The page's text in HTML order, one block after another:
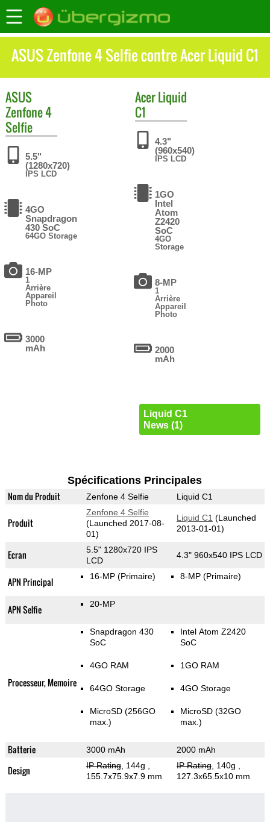
ASUS Zenfone 4 Selfie contre Acer Liquid C1
ASUS
Zenfone 4
Selfie
5.5"
(1280x720)
IPS LCD
4GO
Snapdragon
430 SoC
64GO Storage
16-MP
1
Arrière
Appareil
Photo
3000
mAh
AcerLiquid
C1
4.3"
(960x540)
IPS LCD
1GO
Intel
Atom
Z2420
SoC
4GO
Storage
8-MP
1
Arrière
Appareil
Photo
2000
mAh
Liquid C1
News (1)
Spécifications Principales
Nom du Produit Zenfone 4 Selfie Liquid C1
Produit
Zenfone 4 Selfie
(Launched 2017-08-
01)
Liquid C1 (Launched
2013-01-01)
Ecran
5.5" 1280x720 IPS
LCD
4.3" 960x540 IPS LCD
APN Principal 16-MP (Primaire) 8-MP (Primaire)
APN Selfie 20-MP
Processeur, Memoire
Snapdragon 430
SoC
4GO RAM
64GO Storage
MicroSD (256GO
max.)
Intel Atom Z2420
SoC
1GO RAM
4GO Storage
MicroSD (32GO
max.)
Batterie 3000 mAh 2000 mAh
Design IP Rating, 144g
155.7x75.9x7.9 mm
IP Rating, 140g
127.3x65.5x10 mm